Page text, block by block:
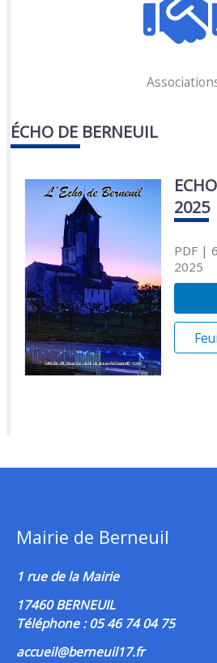
ÉCHO DE BERNEUIL
2025
PDF|
2025
Mairie de Berneuil
1 rue de la Mairie
17460 BERNEUIL
Téléphone : 05 46 74 04 75
accueil@berneuil17.fr